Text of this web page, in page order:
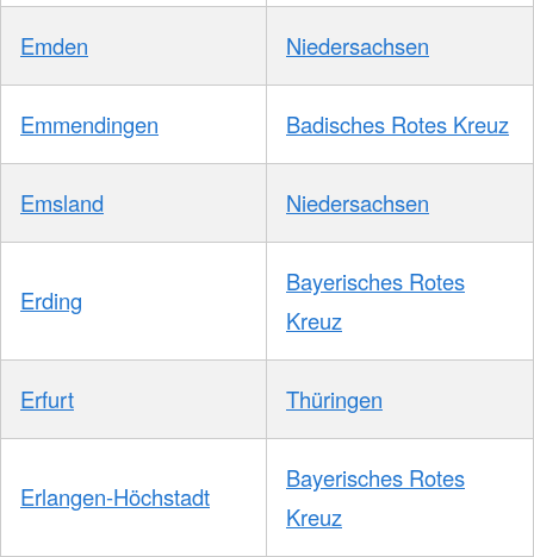
Emden Niedersachsen
Emmendingen Badisches Rotes Kreuz
Emsland Niedersachsen
Erding
Bayerisches Rotes
Kreuz
Erfurt Thüringen
Erlangen-Höchstadt
Bayerisches Rotes
Kreuz